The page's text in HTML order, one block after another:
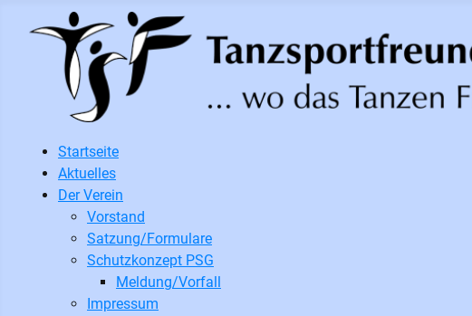
Startseite
Aktuelles
Der Verein
Vorstand
Satzung/Formulare
Schutzkonzept PSG
Meldung/Vorfall
Impressum